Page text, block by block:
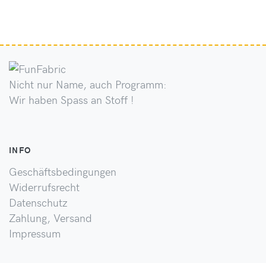
Nicht nur Name, auch Programm:
Wir haben Spass an Stoff !
INFO
Geschäftsbedingungen
Widerrufsrecht
Datenschutz
Zahlung, Versand
Impressum